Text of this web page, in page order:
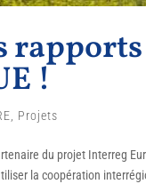
!
Projets
du projet Interreg
la coopération